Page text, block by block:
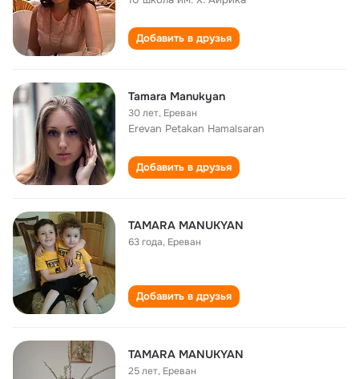
Добавить в друзья
Tamara Manukyan
30 лет, Ереван
Erevan Petakan Hamalsaran
Добавить в друзья
TAMARA MANUKYAN
63 года, Ереван
Добавить в друзья
TAMARA MANUKYAN
25 лет, Ереван